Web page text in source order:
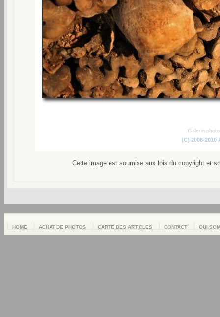
Galerie
(C) 2006-2010
Cette image est soumise aux lois du copyright et
HOME ACHAT DE PHOTOS CARTE DES ARTICLES CONTACT QUI